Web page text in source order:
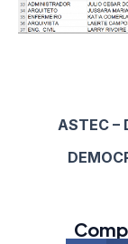
ASTEC